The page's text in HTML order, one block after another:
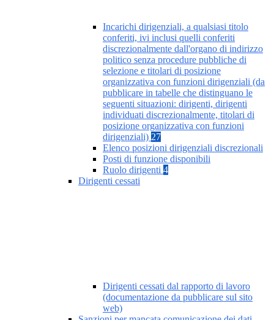
Incarichi dirigenziali, a qualsiasi titolo
conferiti, ivi inclusi quelli conferiti
discrezionalmente dall'organo di indirizzo
politico senza procedure pubbliche di
selezione e titolari di posizione
organizzativa con funzioni dirigenziali (da
pubblicare in tabelle che distinguano le
seguenti situazioni: dirigenti, dirigenti
individuati discrezionalmente, titolari di
posizione organizzativa con funzioni
dirigenziali) 27
Elenco posizioni dirigenziali discrezionali
Posti di funzione disponibili
Ruolo dirigenti 4
Dirigenti cessati
Dirigenti cessati dal rapporto di lavoro
(documentazione da pubblicare sul sito
web)